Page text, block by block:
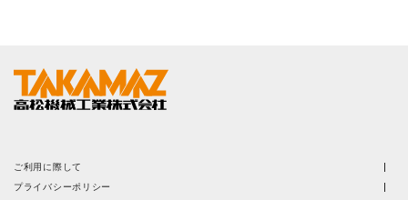
ご利用に際して
プライバシーポリシー